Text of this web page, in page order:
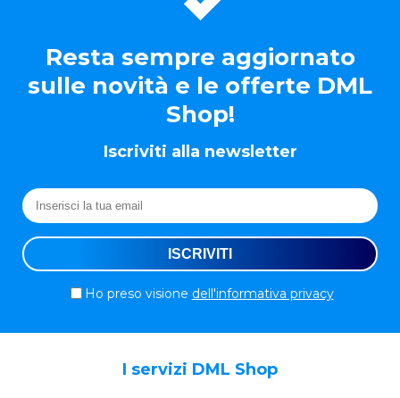
Resta sempre aggiornato
sulle novità e le offerte DML
Shop!
Iscriviti alla newsletter
Ho preso visione dell'informativa privacy
I servizi DML Shop